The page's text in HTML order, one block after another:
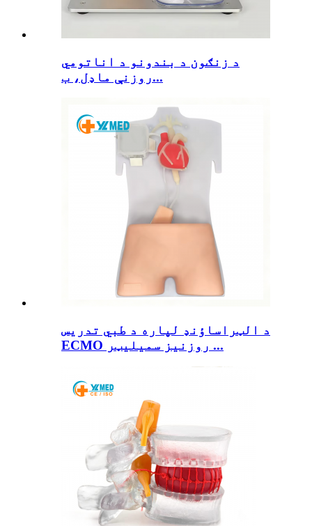
د زنګون د بندونو د اناتومي
روزنې ماډل، ب...
د الټراساؤنډ لپاره د طبي تدریس
ECMO روزنیز سمیلیټر ...